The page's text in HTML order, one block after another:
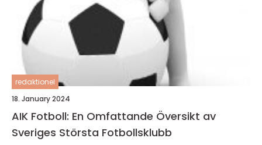
redaktionel
18. January 2024
AIK Fotboll: En Omfattande Översikt av
Sveriges Största Fotbollsklubb